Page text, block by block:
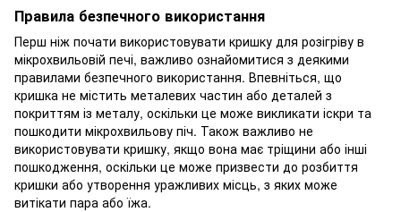
Правила безпечного використання
Перш ніж почати використовувати кришку для розігріву в
мікрохвильовій печі, важливо ознайомитися з деякими
правилами безпечного використання. Впевніться, що
кришка не містить металевих частин або деталей з
покриттям із металу, оскільки це може викликати іскри та
пошкодити мікрохвильову піч. Також важливо не
використовувати кришку, якщо вона має тріщини або інші
пошкодження, оскільки це може призвести до розбиття
кришки або утворення уражливих місць, з яких може
витікати пара або їжа.